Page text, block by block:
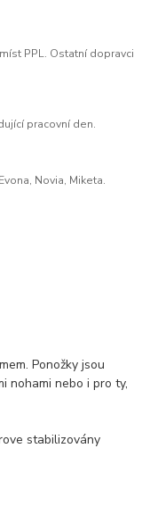
PPL. Ostatní dopravci
pracovní den.
Novia, Miketa.
Ponožky jsou
nohami nebo i pro ty,
stabilizovány